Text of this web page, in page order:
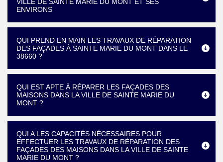
ENVIRONS
QUI PREND EN MAIN LES TRAVAUX DE RÉPARATION
DES FAÇADES À SAINTE MARIE DU MONT DANS LE
38660 ?
QUI EST APTE À RÉPARER LES FAÇADES DES
MAISONS DANS LA VILLE DE SAINTE MARIE DU
MONT ?
QUI A LES CAPACITÉS NÉCESSAIRES POUR
EFFECTUER LES TRAVAUX DE RÉPARATION DES
FAÇADES DES MAISONS DANS LA VILLE DE SAINTE
MARIE DU MONT ?